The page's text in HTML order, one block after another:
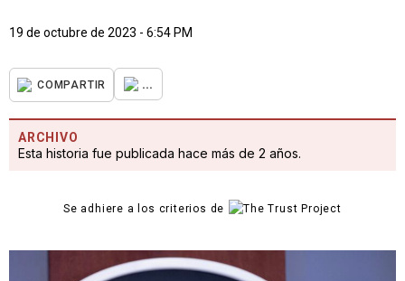
19 de octubre de 2023 - 6:54 PM
COMPARTIR ...
ARCHIVO
Esta historia fue publicada hace más de 2 años.
Se adhiere a los criterios de